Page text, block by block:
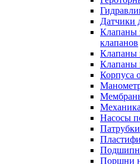
Датчики
Клапаны
клапанов
Клапаны
Клапаны
Корпуса
Насосы
Патрубки
Поршни